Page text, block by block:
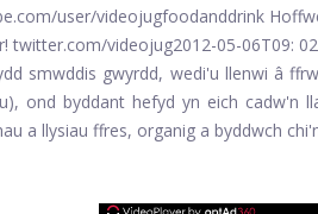
user/videojugfoodanddrink
twitter.com/videojug2012-05-06T09:
smwddis gwyrdd, wedi'u llenwi â
ond byddant hefyd yn eich cadw'n
a llysiau ffres, organig a byddwch